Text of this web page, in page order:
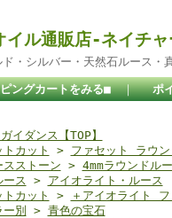
ル通販店-ネイチャ
・シルバー・天然石ルース・
ングカートをみる■ ｜ ポ
イダンス【TOP】
カット > ファセット ラウン
スストーン > 4mmラウンドル
ース > アイオライト・ルース
カット >
＋アイオライト フ
別 > 青色の宝石